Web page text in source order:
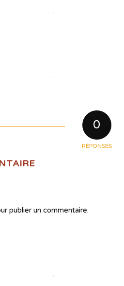
0
RÉPONSES
publier un commentaire.